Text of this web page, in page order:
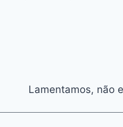
Lamentamos, não